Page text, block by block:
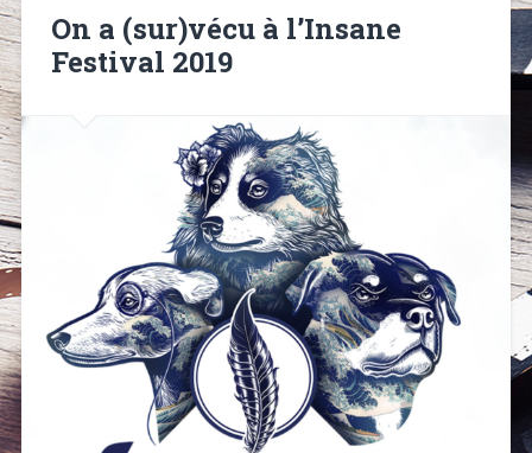
On a (sur)vécu à l’Insane
Festival 2019